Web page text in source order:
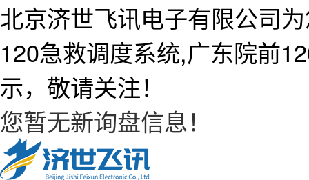
北京济世飞讯电子有限公司
120急救调度系统,广东院前
示，敬请关注！
您暂无新询盘信息！